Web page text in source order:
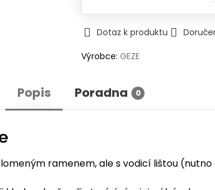
Dotaz k produktu
Výrobce: GEZE
Popis Poradna 0
ramenem, ale s vodicí lištou